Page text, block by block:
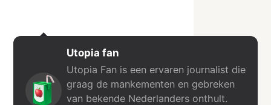
Utopia fan
Utopia Fan is een ervaren journalist die
graag de mankementen en gebreken
van bekende Nederlanders onthult.